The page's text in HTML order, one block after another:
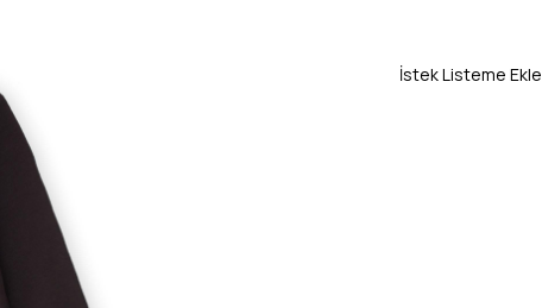
İstek Listeme Ekle